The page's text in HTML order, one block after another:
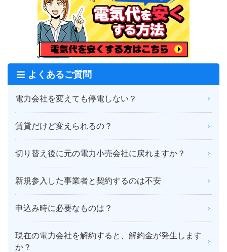
よくあるご質問
電力会社を変えても停電しない？
賃貸だけど変えられるの？
切り替え後に元の電力小売会社に戻れますか？
新規参入した事業者と契約するのは不安
申込み時に必要なものは？
現在の電力会社を解約すると、解約金が発生します
か？